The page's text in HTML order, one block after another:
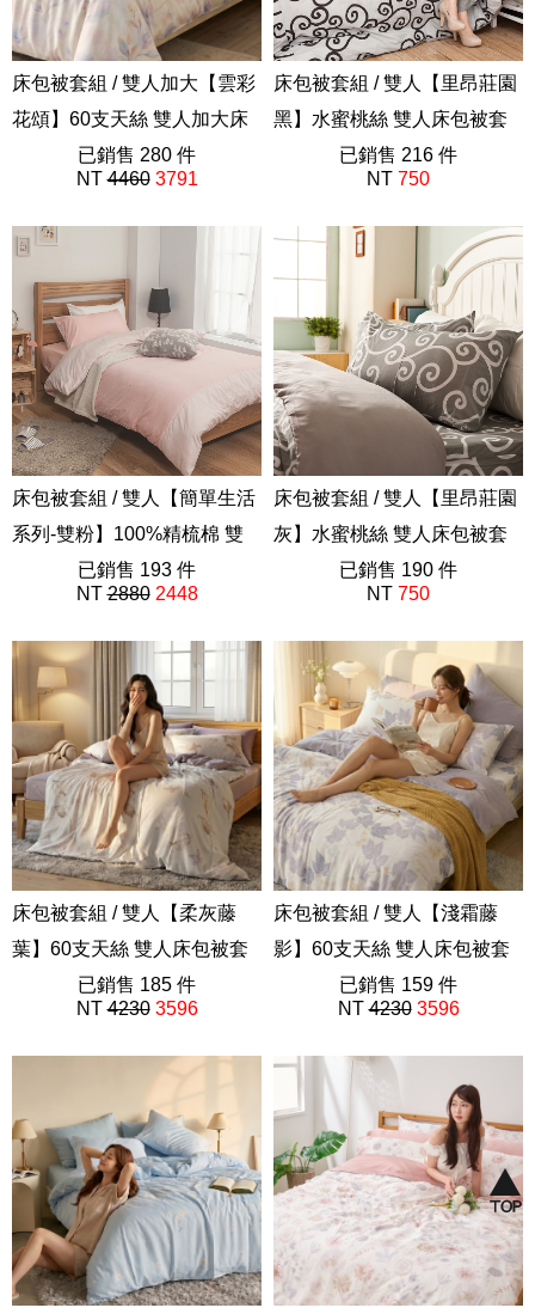
床包被套組 / 雙人加大【雲彩
花頌】60支天絲 雙人加大床
包被套組 獨家設計 FORME
202605新品
已銷售 280 件
NT4460 3791
床包被套組 / 雙人【里昂莊園
黑】水蜜桃絲 雙人床包被套
已銷售 216 件
NT 750
床包被套組 / 雙人【簡單生活
系列-雙粉】100%精梳棉 雙
人床包被套組
40支精梳棉
已銷售 193 件
NT2880 2448
床包被套組 / 雙人【里昂莊園
灰】水蜜桃絲 雙人床包被套
已銷售 190 件
NT 750
床包被套組 / 雙人【柔灰藤
葉】60支天絲 雙人床包被套
202605新品
已銷售 185 件
NT4230 3596
床包被套組 / 雙人【淺霜藤
影】60支天絲 雙人床包被套
組 獨家設計 FORME
202605新品
已銷售 159 件
NT4230 3596